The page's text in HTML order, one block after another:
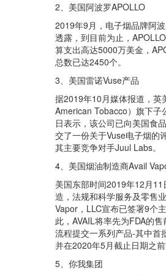
2、美国阿波罗APOLLO
2019年9月，电子烟品牌阿
透露，到目前为止，
算支出高达5000万美金，
总数已达2450个。
3、美国雷诺Vuse产品
据2019年10月媒体报道，英
American Tobacco）旗下子
日表示，该公司已向美国食
交了一份关于Vuse电子烟的
其主要竞争对手Juul Labs。
4、美国烟油制造商Avail
美国东部时间2019年12月
造，法规和科学服务及零售
Vapor，LLC宣布已签署9个
此，AVAIL将率先为FDA的售
流程提交一系列产品-其中首
并在2020年5月截止日期之前
5、你我集团